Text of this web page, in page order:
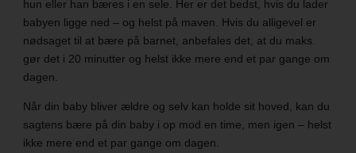
hun eller han bæres i en sele. Her er det bedst, hvis du lader
babyen ligge ned – og helst på maven. Hvis du alligevel er
nødsaget til at bære på barnet, anbefales det, at du maks.
gør det i 20 minutter og helst ikke mere end et par gange om
dagen.
Når din baby bliver ældre og selv kan holde sit hoved, kan du
sagtens bære på din baby i op mod en time, men igen – helst
ikke mere end et par gange om dagen.